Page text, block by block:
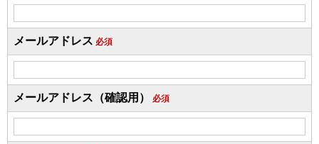
メールアドレス 必須
メールアドレス（確認用） 必須